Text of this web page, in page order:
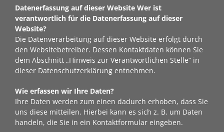
Datenerfassung auf dieser Website Wer ist
verantwortlich für die Datenerfassung auf dieser
Website?
Die Datenverarbeitung auf dieser Website erfolgt durch
den Websitebetreiber. Dessen Kontaktdaten können Sie
dem Abschnitt „Hinweis zur Verantwortlichen Stelle“ in
dieser Datenschutzerklärung entnehmen.
Wie erfassen wir Ihre Daten?
Ihre Daten werden zum einen dadurch erhoben, dass Sie
uns diese mitteilen. Hierbei kann es sich z. B. um Daten
handeln, die Sie in ein Kontaktformular eingeben.